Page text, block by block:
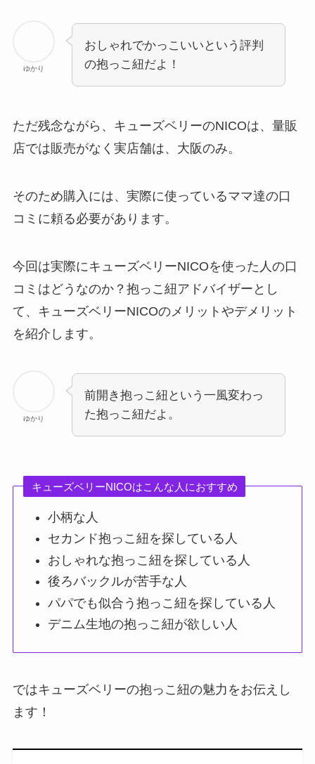
ゆかり
おしゃれでかっこいいという評判
の抱っこ紐だよ！
ただ残念ながら、キューズベリーのNICOは、量販
店では販売がなく実店舗は、大阪のみ。
そのため購入には、実際に使っているママ達の口
コミに頼る必要があります。
今回は実際にキューズベリーNICOを使った人の口
コミはどうなのか？抱っこ紐アドバイザーとし
て、キューズベリーNICOのメリットやデメリット
を紹介します。
ゆかり
前開き抱っこ紐という一風変わっ
た抱っこ紐だよ。
キューズベリーNICOはこんな人におすすめ
小柄な人
セカンド抱っこ紐を探している人
おしゃれな抱っこ紐を探している人
後ろバックルが苦手な人
パパでも似合う抱っこ紐を探している人
デニム生地の抱っこ紐が欲しい人
ではキューズベリーの抱っこ紐の魅力をお伝えし
ます！